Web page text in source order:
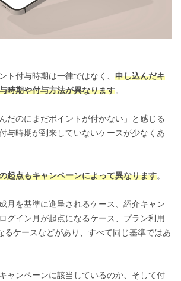
ト付与時期は一律ではなく、 申し込んだキ
時期や付与方法が異なります。
だのにまだポイントが付かない」と感じる
与時期が到来していないケースが少なくあ
起点もキャンペーンによって異なります。
月を基準に進呈されるケース、紹介キャン
グイン月が起点になるケース、プラン利用
るケースなどがあり、すべて同じ基準ではあ
ャンペーンに該当しているのか、そして付